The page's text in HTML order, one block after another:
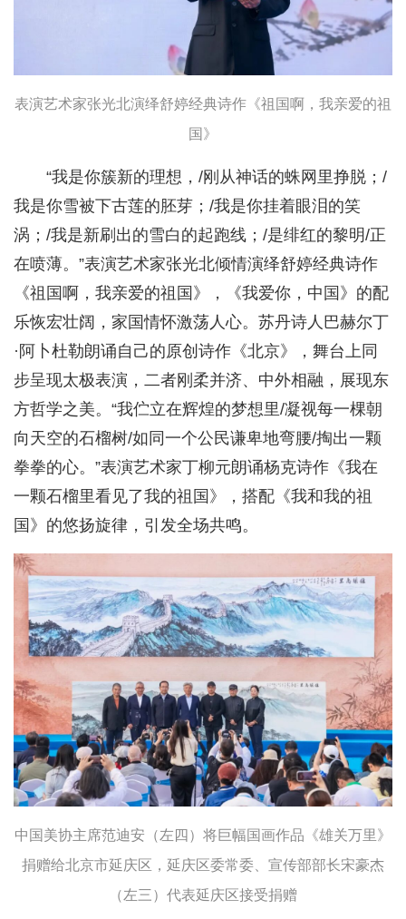
表演艺术家张光北演绎舒婷经典诗作《祖国啊，我亲爱的祖
国》
“我是你簇新的理想，/刚从神话的蛛网里挣脱；/
我是你雪被下古莲的胚芽；/我是你挂着眼泪的笑
涡；/我是新刷出的雪白的起跑线；/是绯红的黎明/正
在喷薄。”表演艺术家张光北倾情演绎舒婷经典诗作
《祖国啊，我亲爱的祖国》，《我爱你，中国》的配
乐恢宏壮阔，家国情怀激荡人心。苏丹诗人巴赫尔丁
·阿卜杜勒朗诵自己的原创诗作《北京》，舞台上同
步呈现太极表演，二者刚柔并济、中外相融，展现东
方哲学之美。“我伫立在辉煌的梦想里/凝视每一棵朝
向天空的石榴树/如同一个公民谦卑地弯腰/掏出一颗
拳拳的心。”表演艺术家丁柳元朗诵杨克诗作《我在
一颗石榴里看见了我的祖国》，搭配《我和我的祖
国》的悠扬旋律，引发全场共鸣。
中国美协主席范迪安（左四）将巨幅国画作品《雄关万里》
捐赠给北京市延庆区，延庆区委常委、宣传部部长宋豪杰
（左三）代表延庆区接受捐赠